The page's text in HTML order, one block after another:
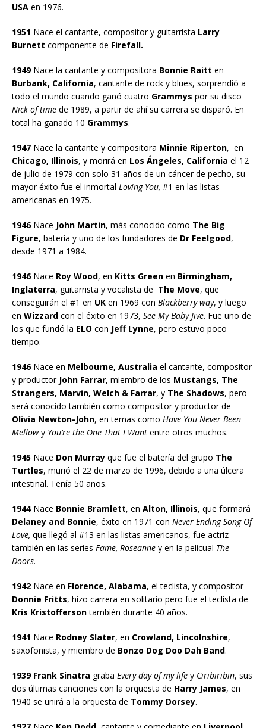
USA en 1976.
1951 Nace el cantante, compositor y guitarrista Larry
Burnett componente de Firefall.
1949Nace la cantante y compositora Bonnie Raitt en
Burbank, California, cantante de rock y blues, sorprendió a
todo el mundo cuando ganó cuatro Grammys por su disco
Nick of time de 1989, a partir de ahí su carrera se disparó. En
total ha ganado 10 Grammys.
1947 Nace la cantante y compositora Minnie Riperton, en
Chicago, Illinois, y morirá en Los Ángeles, California el 12
de julio de 1979 con solo 31 años de un cáncer de pecho, su
mayor éxito fue el inmortal Loving You, #1 en las listas
americanas en 1975.
1946Nace John Martin, más conocido como The Big
Figure, batería y uno de los fundadores de Dr Feelgood,
desde 1971 a 1984.
1946Nace Roy Wood, en Kitts Green en Birmingham,
Inglaterra, guitarrista y vocalista de The Move, que
conseguirán el #1 en UK en 1969 con Blackberry way, y luego
en Wizzard con el éxito en 1973, See My Baby Jive. Fue uno de
los que fundó la ELO con Jeff Lynne, pero estuvo poco
tiempo.
1946Nace en Melbourne, Australia el cantante, compositor
y productor John Farrar, miembro de los Mustangs, The
Strangers, Marvin, Welch & Farrar, y The Shadows, pero
será conocido también como compositor y productor de
Olivia Newton-John, en temas como Have You Never Been
Mellowy You’re the One That I Want entre otros muchos.
1945 Nace Don Murray que fue el batería del grupo The
Turtles, murió el 22 de marzo de 1996, debido a una úlcera
intestinal. Tenía 50 años.
1944Nace Bonnie Bramlett, en Alton, Illinois, que formará
Delaney and Bonnie, éxito en 1971 con Never Ending Song Of
Love, que llegó al #13 en las listas americanos, fue actriz
también en las series Fame, Roseanne y en la pelícual The
Doors.
1942 Nace en Florence, Alabama, el teclista, y compositor
Donnie Fritts, hizo carrera en solitario pero fue el teclista de
Kris Kristoffersontambién durante 40 años.
1941 Nace Rodney Slater, en Crowland, Lincolnshire,
saxofonista, y miembro de Bonzo Dog Doo Dah Band.
1939 Frank Sinatra graba Every day of my life y Ciribiribin, sus
dos últimas canciones con la orquesta de Harry James, en
1940 se unirá a la orquesta de Tommy Dorsey.